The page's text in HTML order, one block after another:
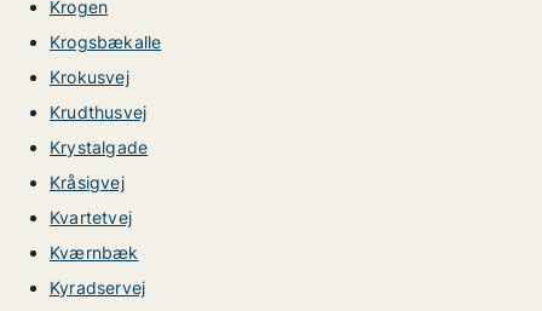
Krogen
Krogsbækalle
Krokusvej
Krudthusvej
Krystalgade
Kråsigvej
Kvartetvej
Kværnbæk
Kyradservej